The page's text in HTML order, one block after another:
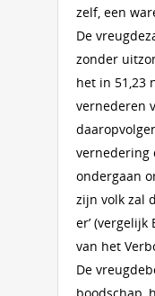
zelf, een
De
zonder
het in 51,23
vernederen
vernedering
ondergaan
zijn volk zal
er’ (vergelijk
van het
De